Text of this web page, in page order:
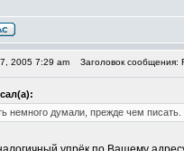
2005 7:29 am Заголовок сообщения:
немного думали, прежде чем писать.